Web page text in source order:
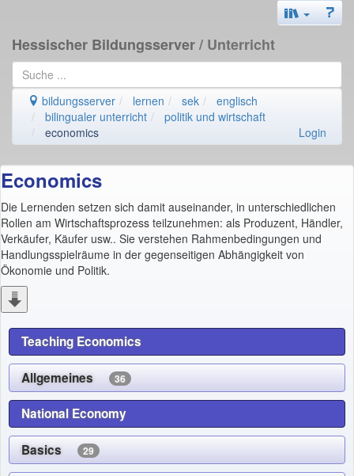
Hessischer Bildungsserver/ Unterricht
bildungsserver lernen sek
englisch
bilingualer unterricht
politik und wirtschaft
economics
Login
Economics
Die Lernenden setzen sich damit auseinander, in unterschiedlichen
Rollen am Wirtschaftsprozess teilzunehmen: als Produzent, Händler,
Verkäufer, Käufer usw.. Sie verstehen Rahmenbedingungen und
Handlungsspielräume in der gegenseitigen Abhängigkeit von
Ökonomie und Politik.
Teaching Economics
Allgemeines 36
National Economy
Basics 29